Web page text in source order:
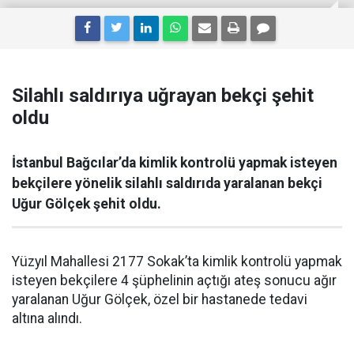
Silahlı saldırıya uğrayan bekçi şehit
oldu
İstanbul Bağcılar’da kimlik kontrolü yapmak isteyen
bekçilere yönelik silahlı saldırıda yaralanan bekçi
Uğur Gölçek şehit oldu.
Yüzyıl Mahallesi 2177 Sokak’ta kimlik kontrolü yapmak
isteyen bekçilere 4 şüphelinin açtığı ateş sonucu ağır
yaralanan Uğur Gölçek, özel bir hastanede tedavi
altına alındı.